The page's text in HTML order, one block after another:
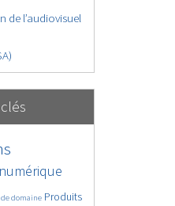
de l’audiovisuel
de domaine Produits